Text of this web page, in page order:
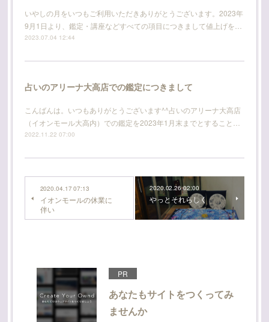
いやしの月をいつもご利用いただきありがとうございます。2023年
9月1日より、鑑定・講座などすべての項目につきまして値上げを…
2023.07.04 12:44
占いのアリーナ大高店での鑑定につきまして
こんばんは。いつもありがとうございます^^占いのアリーナ大高店
（イオンモール大高内）での鑑定を2023年1月末までとすること…
2022.11.22 07:00
2020.04.17 07:13
イオンモールの休業に
伴い
2020.02.26 02:00
やっとそれらしく
PR
あなたもサイトをつくってみ
ませんか